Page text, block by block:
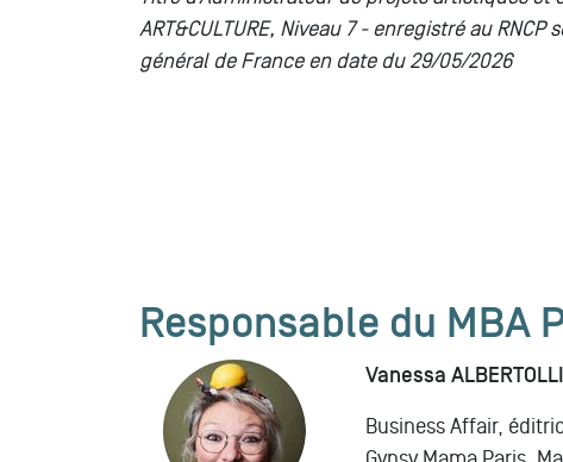
ART&CULTURE, Niveau 7 - enregistré au
général de France en date du 29/05/2026
Responsable du MBA
Vanessa ALBERTOLLI
Business Affair,